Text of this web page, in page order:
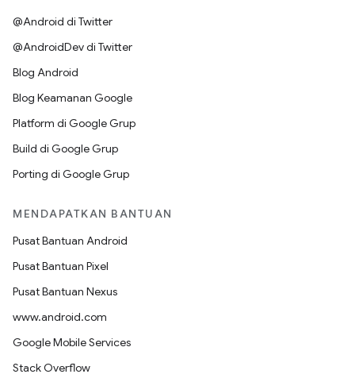
@Android di Twitter
@AndroidDev di Twitter
Blog Android
Blog Keamanan Google
Platform di Google Grup
Build di Google Grup
Porting di Google Grup
MENDAPATKAN BANTUAN
Pusat Bantuan Android
Pusat Bantuan Pixel
Pusat Bantuan Nexus
www.android.com
Google Mobile Services
Stack Overflow